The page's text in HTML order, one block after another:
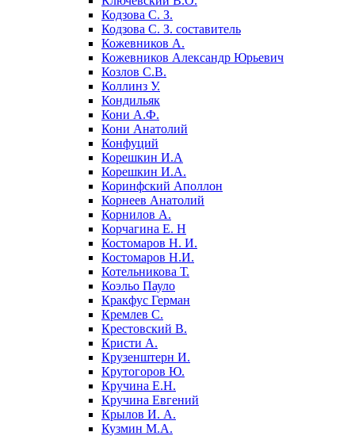
Кодзова С. З.
Кодзова С. З. составитель
Кожевников А.
Кожевников Александр Юрьевич
Козлов С.В.
Коллинз У.
Кондильяк
Кони А.Ф.
Кони Анатолий
Конфуций
Корешкин И.А
Корешкин И.А.
Коринфский Аполлон
Корнеев Анатолий
Корнилов А.
Корчагина Е. Н
Костомаров Н. И.
Костомаров Н.И.
Котельникова Т.
Коэльо Пауло
Кракфус Герман
Кремлев С.
Крестовский В.
Кристи А.
Крузенштерн И.
Крутогоров Ю.
Кручина Е.Н.
Кручина Евгений
Крылов И. А.
Кузмин М.А.